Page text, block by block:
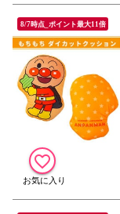
8/7時点_ポイント最大11倍